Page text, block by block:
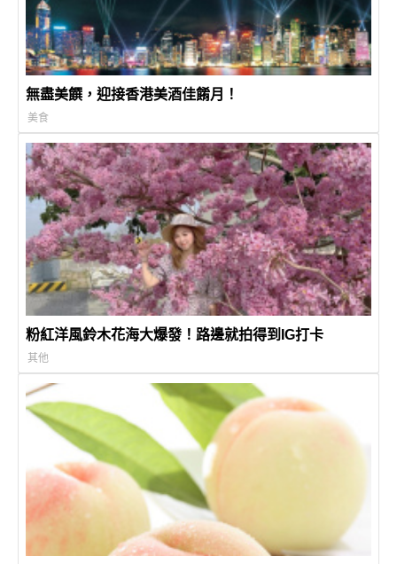
無盡美饌，迎接香港美酒佳餚月！
美食
粉紅洋風鈴木花海大爆發！路邊就拍得到IG打卡
其他